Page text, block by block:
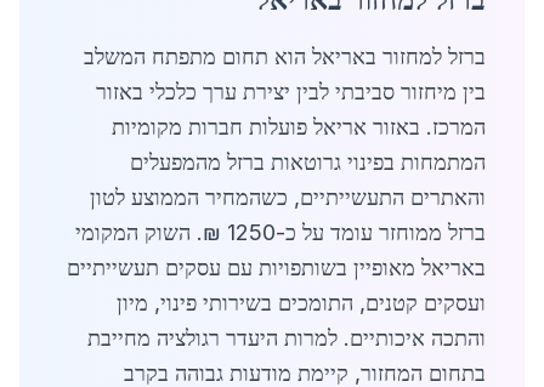
ברזל למחזור באריאל הוא תחום מתפתח המשלב
בין מיחזור סביבתי לבין יצירת ערך כלכלי באזור
המרכז. באזור אריאל פועלות חברות מקומיות
המתמחות בפינוי גרוטאות ברזל מהמפעלים
והאתרים התעשייתיים, כשהמחיר הממוצע לטון
ברזל ממוחזר עומד על כ-1250 ₪. השוק המקומי
באריאל מאופיין בשותפויות עם עסקים תעשייתיים
ועסקים קטנים, התומכים בשירותי פינוי, מיון
והתכה איכותיים. למרות היעדר רגולציה מחייבת
בתחום המחזור, קיימת מודעות גבוהה בקרב